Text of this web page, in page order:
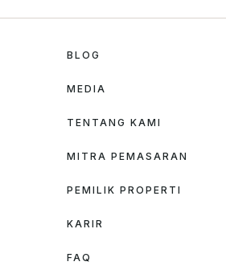
BLOG
MEDIA
TENTANG KAMI
MITRA PEMASARAN
PEMILIK PROPERTI
KARIR
FAQ